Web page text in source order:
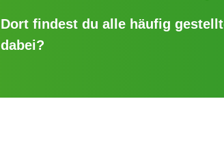
Dort findest du alle häufig
dabei?